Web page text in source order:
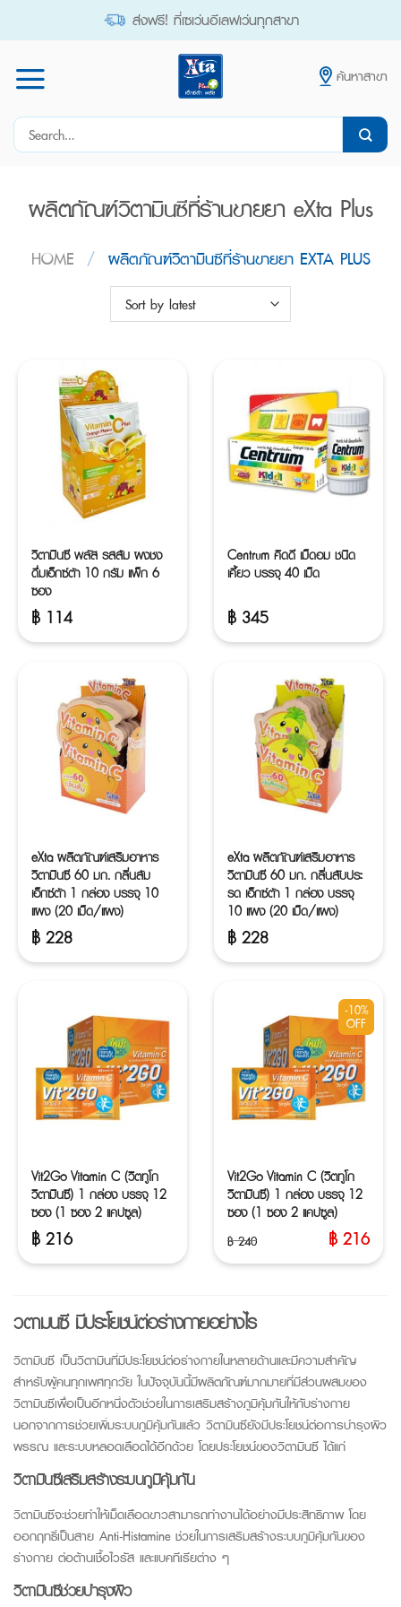
ส่งฟรี! ที่เซเว่นอีเลฟเว่นทุกสาขา
ค้นหาสาขา
Search
ผลิตภัณฑ์วิตามินซีที่ร้านขายยา eXta Plus
HOME / ผลิตภัณฑ์วิตามินซีที่ร้านขายยา EXTA PLUS
วิตามินซี พลัส รสส้ม ผงชง
ดื่มเอ็กซ์ต้า 10 กรัม แพ็ก 6
ซอง
฿ 114
Centrum คิดดี เม็ดอม ชนิด
เคี้ยว บรรจุ 40 เม็ด
฿ 345
eXta ผลิตภัณฑ์เสริมอาหาร
วิตามินซี 60 มก. กลิ่นส้ม
เอ็กซ์ต้า 1 กล่อง บรรจุ 10
แผง (20 เม็ด/แผง)
฿228
eXta ผลิตภัณฑ์เสริมอาหาร
วิตามินซี 60 มก. กลิ่นสับประ
รด เอ็กซ์ต้า 1 กล่อง บรรจุ
10 แผง (20 เม็ด/แผง)
฿228
Vit2Go Vitamin C (วิตทูโก
วิตามินซี) 1 กล่อง บรรจุ 12
ซอง (1 ซอง 2 แคปซูล)
฿216
-10%
OFF
Vit2Go Vitamin C (วิตทูโก
วิตามินซี) 1 กล่อง บรรจุ 12
ซอง (1 ซอง 2 แคปซูล)
฿240
Original
฿ 240.
฿216
Current
฿ 216.
วิตามินซีมีประโยชน์ต่อร่างกายอย่างไร
วิตามินซี เป็นวิตามินที่มีประโยชน์ต่อร่างกายในหลายด้านและมีความสำคัญ
สำหรับผู้คนทุกเพศทุกวัย ในปัจจุบันนี้มีผลิตภัณฑ์มากมายที่มีส่วนผสมของ
วิตามินซีเพื่อเป็นอีกหนึ่งตัวช่วยในการเสริมสร้างภูมิคุ้มกันให้กับร่างกาย
นอกจากการช่วยเพิ่มระบบภูมิคุ้มกันแล้ว วิตามินซียังมีประโยชน์ต่อการบำรุงผิว
พรรณ และระบบหลอดเลือดได้อีกด้วย โดยประโยชน์ของวิตามินซี ได้แก่
วิตามินซีเสริมสร้างระบบภูมิคุ้มกัน
วิตามินซีจะช่วยทำให้เม็ดเลือดขาวสามารถทำงานได้อย่างมีประสิทธิภาพ โดย
ออกฤทธิ์เป็นสาย Anti-Histamine ช่วยในการเสริมสร้างระบบภูมิคุ้มกันของ
ร่างกาย ต่อต้านเชื้อไวรัส และแบคทีเรียต่าง ๆ
วิตามินซีช่วยบำรุงผิว